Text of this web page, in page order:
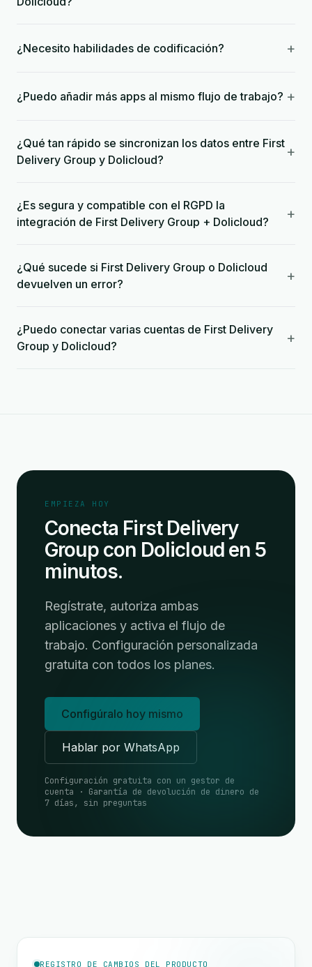
¿Necesito habilidades de codificación? +
¿Puedo añadir más apps al mismo flujo de trabajo? +
¿Qué tan rápido se sincronizan los datos entre First
Delivery Group y Dolicloud?
+
¿Es segura y compatible con el RGPD la
integración de First Delivery Group + Dolicloud?
+
¿Qué sucede si First Delivery Group o Dolicloud
devuelven un error?
+
¿Puedo conectar varias cuentas de First Delivery
Group y Dolicloud?
+
EMPIEZA HOY
Conecta First Delivery
Group con Dolicloud en 5
minutos.
Regístrate, autoriza ambas
aplicaciones y activa el flujo de
trabajo. Configuración personalizada
gratuita con todos los planes.
Configúralo hoy mismo
Hablar por WhatsApp
Configuración gratuita con un gestor de
cuenta · Garantía de devolución de dinero de
7 días, sin preguntas
REGISTRO DE CAMBIOS DEL PRODUCTO